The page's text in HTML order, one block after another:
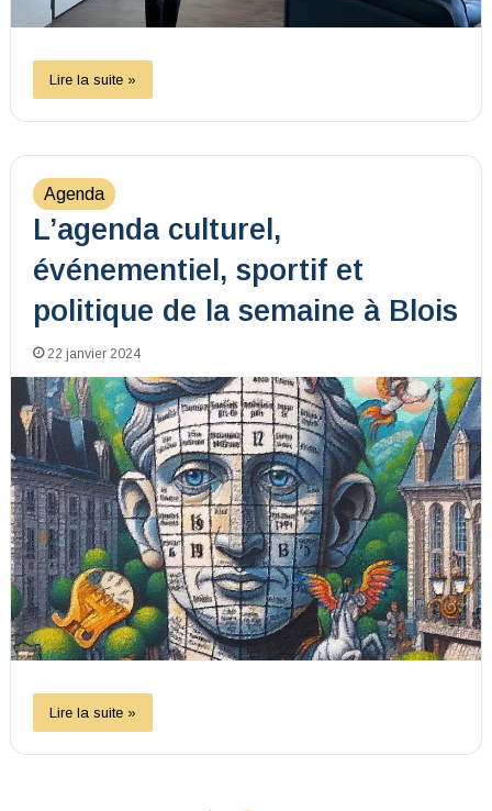
Lire la suite »
Agenda
L’agenda culturel,
événementiel, sportif et
politique de la semaine à Blois
22 janvier 2024
Lire la suite »